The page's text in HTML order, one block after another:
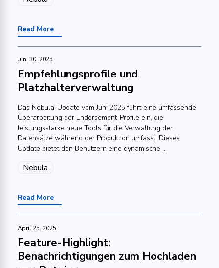
Read More
Juni 30, 2025
Empfehlungsprofile und
Platzhalterverwaltung
Das Nebula-Update vom Juni 2025 führt eine umfassende
Überarbeitung der Endorsement-Profile ein, die
leistungsstarke neue Tools für die Verwaltung der
Datensätze während der Produktion umfasst. Dieses
Update bietet den Benutzern eine dynamische ...
Nebula
Read More
April 25, 2025
Feature-Highlight:
Benachrichtigungen zum Hochladen